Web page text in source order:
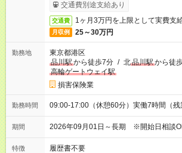
交通費別途支給あり
交通費 1ヶ月3万円を上限として実費支
月収例 25～30万円
勤務地
東京都港区
品川駅から徒歩7分 / 北品川駅から徒
高輪ゲートウェイ駅
損害保険業
勤務時間 09:00-17:00（休憩60分）実働7時間（残
期間 2026年09月01日～長期 ※開始日相談
特徴 履歴書不要